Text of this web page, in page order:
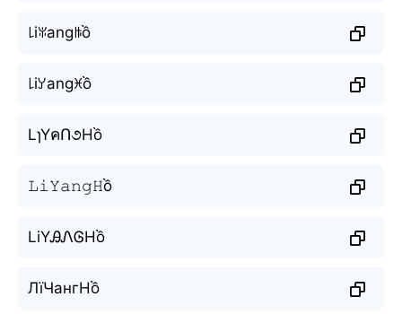
꒒iꐟangꑛồ
꒒iꌦangꁝồ
LɿYคՈ૭Hồ
𝙻𝚒𝚈𝚊𝚗𝚐𝙷ồ
LiYᎯᏁᎶHồ
ЛїЧангНồ